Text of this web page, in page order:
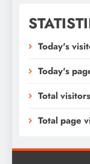
Today's
Today's
Total
Total page